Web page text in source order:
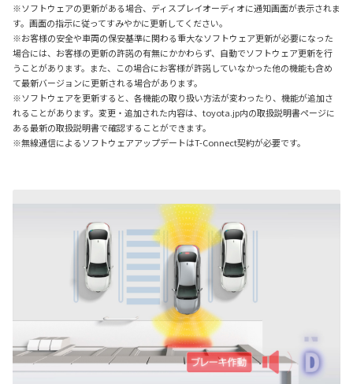
※ソフトウェアの更新がある場合、ディスプレイオーディオに通知画面が表示されま
す。画面の指示に従ってすみやかに更新してください。
※お客様の安全や車両の保安基準に関わる重大なソフトウェア更新が必要になった
場合には、お客様の更新の許諾の有無にかかわらず、自動でソフトウェア更新を行
うことがあります。また、この場合にお客様が許諾していなかった他の機能も含め
て最新バージョンに更新される場合があります。
※ソフトウェアを更新すると、各機能の取り扱い方法が変わったり、機能が追加さ
れることがあります。変更・追加された内容は、toyota.jp内の取扱説明書ページに
ある最新の取扱説明書で確認することができます。
※無線通信によるソフトウェアアップデートはT-Connect契約が必要です。